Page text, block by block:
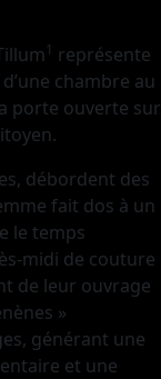
1 représente
chambre au
porte ouverte sur
débordent des
fait dos à un
le temps
midi de couture
de leur ouvrage
»
générant une
et une